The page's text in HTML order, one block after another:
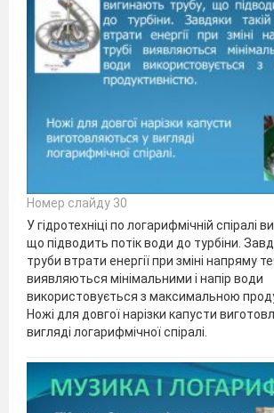
Номер слайду 30
У гідротехніці по логарифмічній спіралі
що підводить потік води до турбіни.
труби втрати енергії при зміні напряму
виявляються мінімальними і напір води
використовується з максимальною
Ножі для довгої нарізки капусти
вигляді логарифмічної спіралі.